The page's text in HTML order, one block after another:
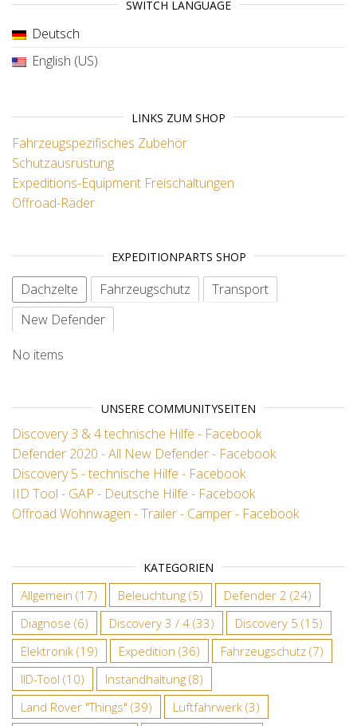
SWITCH LANGUAGE
Deutsch
English (US)
LINKS ZUM SHOP
Fahrzeugspezifisches Zubehör
Schutzausrüstung
Expeditions-Equipment Freischaltungen
Offroad-Räder
EXPEDITIONPARTS SHOP
Dachzelte Fahrzeugschutz
Transport
New Defender
No items
UNSERE COMMUNITYSEITEN
Discovery 3 & 4 technische Hilfe - Facebook
Defender 2020 - All New Defender - Facebook
Discovery 5 - technische Hilfe - Facebook
IID Tool - GAP - Deutsche Hilfe - Facebook
Offroad Wohnwagen - Trailer - Camper - Facebook
KATEGORIEN
Allgemein (17) Beleuchtung (5) Defender 2 (24)
Diagnose (6) Discovery 3 / 4 (33) Discovery 5 (15)
Elektronik (19) Expedition (36) Fahrzeugschutz (7)
IID-Tool (10) Instandhaltung (8)
Land Rover "Things" (39) Luftfahrwerk (3)